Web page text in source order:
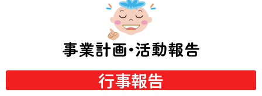
行事報告